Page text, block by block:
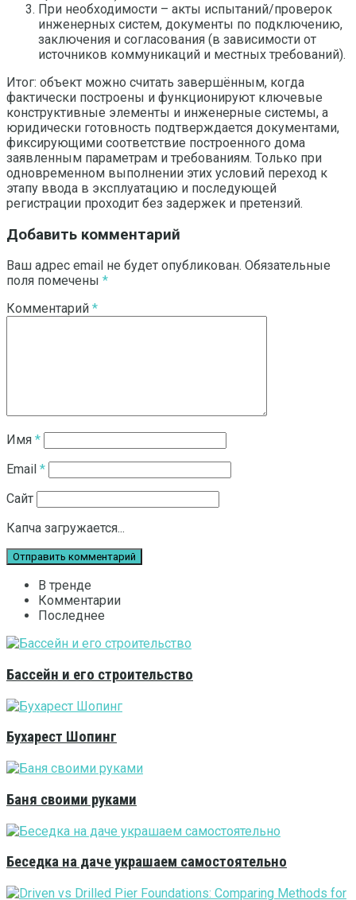
При необходимости – акты испытаний/проверок
инженерных систем, документы по подключению,
заключения и согласования (в зависимости от
источников коммуникаций и местных требований).
Итог: объект можно считать завершённым, когда
фактически построены и функционируют ключевые
конструктивные элементы и инженерные системы, а
юридически готовность подтверждается документами,
фиксирующими соответствие построенного дома
заявленным параметрам и требованиям. Только при
одновременном выполнении этих условий переход к
этапу ввода в эксплуатацию и последующей
регистрации проходит без задержек и претензий.
Добавить комментарий
Ваш адрес email не будет опубликован. Обязательные
поля помечены *
Комментарий *
Имя *
Email *
Сайт
Капча загружается...
В тренде
Комментарии
Последнее
Бассейн и его строительство
Бухарест Шопинг
Баня своими руками
Беседка на даче украшаем самостоятельно